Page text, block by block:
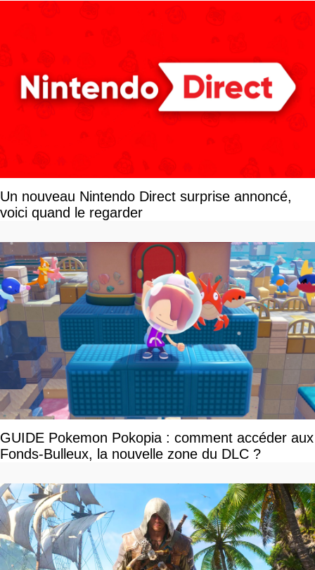
Un nouveau Nintendo Direct surprise annoncé,
voici quand le regarder
GUIDE Pokemon Pokopia : comment accéder aux
Fonds-Bulleux, la nouvelle zone du DLC ?